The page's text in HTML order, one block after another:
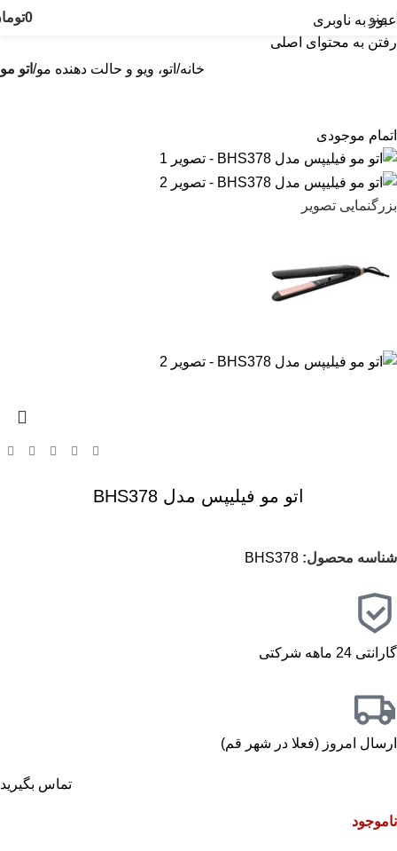
عبور به ناوبری
رفتن به محتوای اصلی
منو 0
خانه اتو، ویو و حالت دهنده مو اتو مو
اتمام موجودی
بزرگنمایی تصویر
اتو مو فیلیپس مدل BHS378
شناسه محصول: BHS378
گارانتی 24 ماهه شرکتی
ارسال امروز (فعلا در شهر قم)
تماس بگیرید
ناموجود